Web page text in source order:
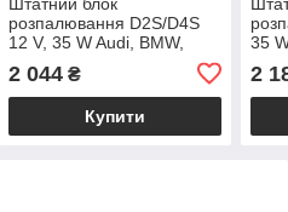
розпалювання D2S/D4S
12 V, 35 W Audi, BMW,
Mercedes-Benz, MayBach,
Nissan, Opel (17013)
2 044₴
Купити
35
2